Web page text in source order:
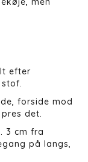
efter
forside mod
det.
3 cm fra
på langs,